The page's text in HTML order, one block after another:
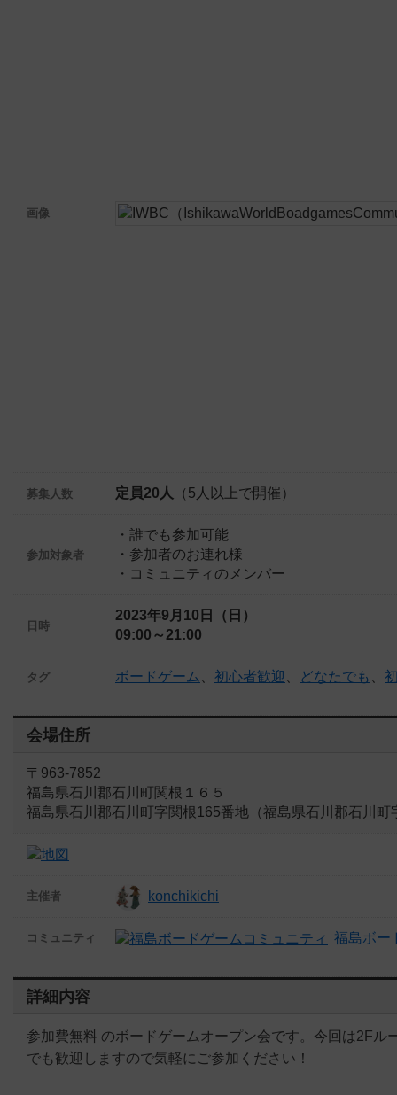
画像
募集人数 定員20人 （5人以上で開催）
参加対象者
・誰でも参加可能
・参加者のお連れ様
・コミュニティのメンバー
日時
2023年9月10日（日）
09:00～21:00
タグ ボードゲーム 初心者歓迎 どなたでも
会場住所
〒963-7852
福島県石川郡石川町関根１６５
福島県石川郡石川町字関根165番地（福島県石川郡石川町
主催者 konchikichi
コミュニティ 福島ボー
詳細内容
参加費無料 のボードゲームオープン会です。今回は2F
でも歓迎しますので気軽にご参加ください！